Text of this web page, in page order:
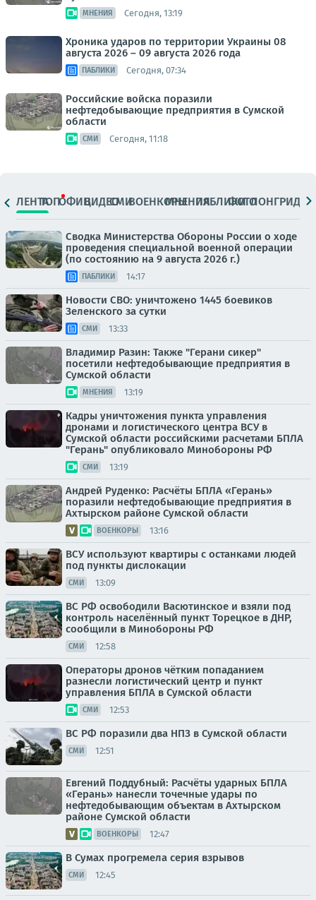
МНЕНИЯ Сегодня, 13:19
Хроника ударов по территории Украины 08
августа 2026 – 09 августа 2026 года
ПАБЛИКИ Сегодня, 07:34
Российские войска поразили
нефтедобывающие предприятия в Сумской
области
СМИ Сегодня, 11:18
ЛЕНТАТОПОФИЦ.ВИДЕОСМИВОЕНКОРЫМНЕНИЯПАБЛИКИ
ФОТОЛОНГРИДЫ
Сводка Министерства Обороны России о ходе
проведения специальной военной операции
(по состоянию на 9 августа 2026 г.)
ПАБЛИКИ 14:17
Новости СВО: уничтожено 1445 боевиков
Зеленского за сутки
СМИ 13:33
Владимир Разин: Также "Герани сикер"
посетили нефтедобывающие предприятия в
Сумской области
МНЕНИЯ 13:19
Кадры уничтожения пункта управления
дронами и логистического центра ВСУ в
Сумской области российскими расчетами БПЛА
"Герань" опубликовало Минобороны РФ
СМИ 13:19
Андрей Руденко: Расчёты БПЛА «Герань»
поразили нефтедобывающие предприятия в
Ахтырском районе Сумской области
ВОЕНКОРЫ 13:16
ВСУ используют квартиры с останками людей
под пункты дислокации
СМИ 13:09
ВС РФ освободили Васютинское и взяли под
контроль населённый пункт Торецкое в ДНР,
сообщили в Минобороны РФ
СМИ 12:58
Операторы дронов чётким попаданием
разнесли логистический центр и пункт
управления БПЛА в Сумской области
СМИ 12:53
ВС РФ поразили два НПЗ в Сумской области
СМИ 12:51
Евгений Поддубный: Расчёты ударных БПЛА
«Герань» нанесли точечные удары по
нефтедобывающим объектам в Ахтырском
районе Сумской области
ВОЕНКОРЫ 12:47
В Сумах прогремела серия взрывов
СМИ 12:45